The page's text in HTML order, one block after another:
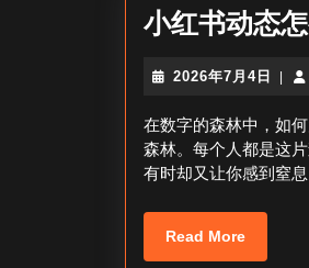
小红书动态
2026年7月4日
2026
7
月
4
日
在数字的森林中，如
森林。每个人都是这
有时却又让你感到窒
Read MoreRead
More